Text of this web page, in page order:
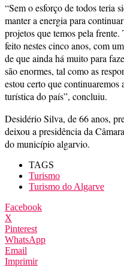
“Sem o esforço de todos teria
manter a energia para
projetos que temos pela
feito nestes cinco anos, com
de que ainda há muito para
são enormes, tal como as
estou certo que
turística do país”, concluiu.
Desidério Silva, de 66 anos,
deixou a presidência da
do município algarvio.
TAGS
Turismo
Turismo do Algarve
Facebook
X
Pinterest
WhatsApp
Email
Imprimir